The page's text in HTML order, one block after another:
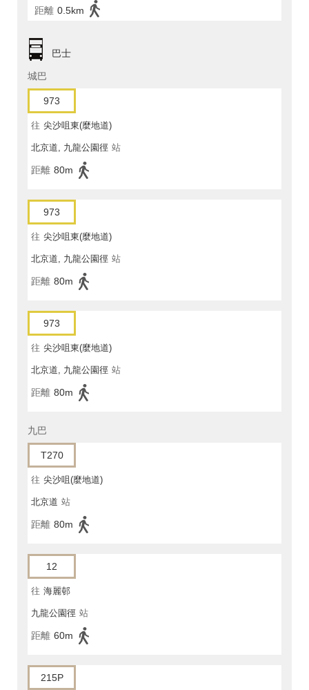
距離 0.5km
巴士
城巴
973
往 尖沙咀東(麼地道)
北京道, 九龍公園徑 站
距離 80m
973
往 尖沙咀東(麼地道)
北京道, 九龍公園徑 站
距離 80m
973
往 尖沙咀東(麼地道)
北京道, 九龍公園徑 站
距離 80m
九巴
T270
往 尖沙咀(麼地道)
北京道 站
距離 80m
12
往 海麗邨
九龍公園徑 站
距離 60m
215P